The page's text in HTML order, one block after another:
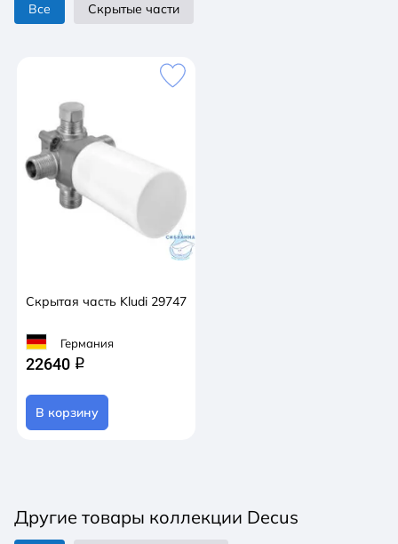
Все Скрытые части
Скрытая часть Kludi 29747
Германия
22640 q
В корзину
Другие товары коллекции Decus